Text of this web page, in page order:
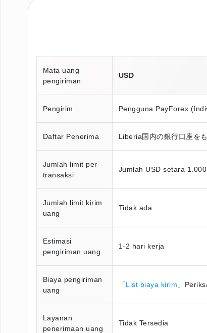
Mata uang
pengiriman
USD
Pengirim Pengguna PayForex
Daftar Penerima Liberia国内の銀行口座を
Jumlah limit per
transaksi
Jumlah USD setara
Jumlah limit kirim
uang
Tidak ada
Estimasi
pengiriman uang
1-2 hari kerja
Biaya pengiriman
uang
「List biaya kirim 」
Layanan
penerimaan uang
Tidak Tersedia